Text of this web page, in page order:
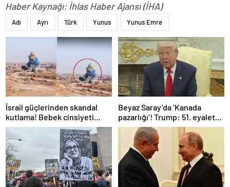
Haber Kaynağı: İhlas Haber Ajansı (İHA)
Adı Ayrı Türk Yunus Yunus Emre
İsrail güçlerinden skandal
kutlama! Bebek cinsiyeti
partisinde Gazze’de bina
patlatıldı
Beyaz Saray’da ‘Kanada
pazarlığı’! Trump: 51. eyalet
olmalı